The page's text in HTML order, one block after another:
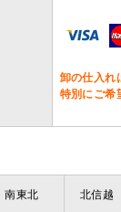
卸の仕入れ
特別にご希
南東北 北信越